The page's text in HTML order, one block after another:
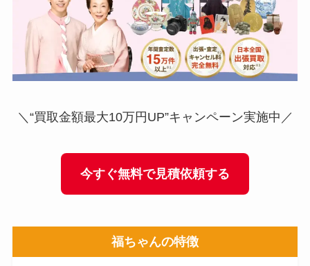
＼“買取金額最大10万円UP”キャンペーン実施中／
今すぐ無料で見積依頼する
福ちゃんの特徴